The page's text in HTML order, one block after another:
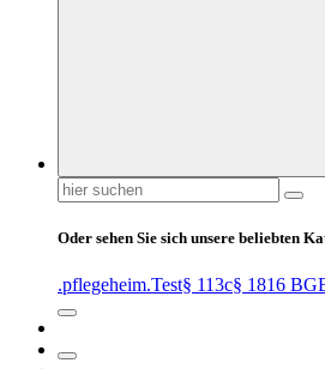
Suchen
nach:
Oder sehen Sie sich unsere beliebten
.pflegeheim.Test§ 113c§ 1816